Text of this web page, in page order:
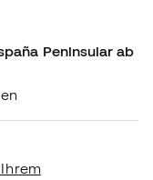
Peninsular ab